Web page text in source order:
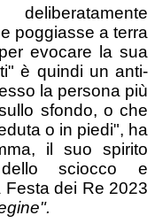
poggiasse a terra
evocare la sua
è quindi un anti-
la persona più
sfondo, o che
o in piedi", ha
il suo spirito
sciocco e
Festa dei Re 2023